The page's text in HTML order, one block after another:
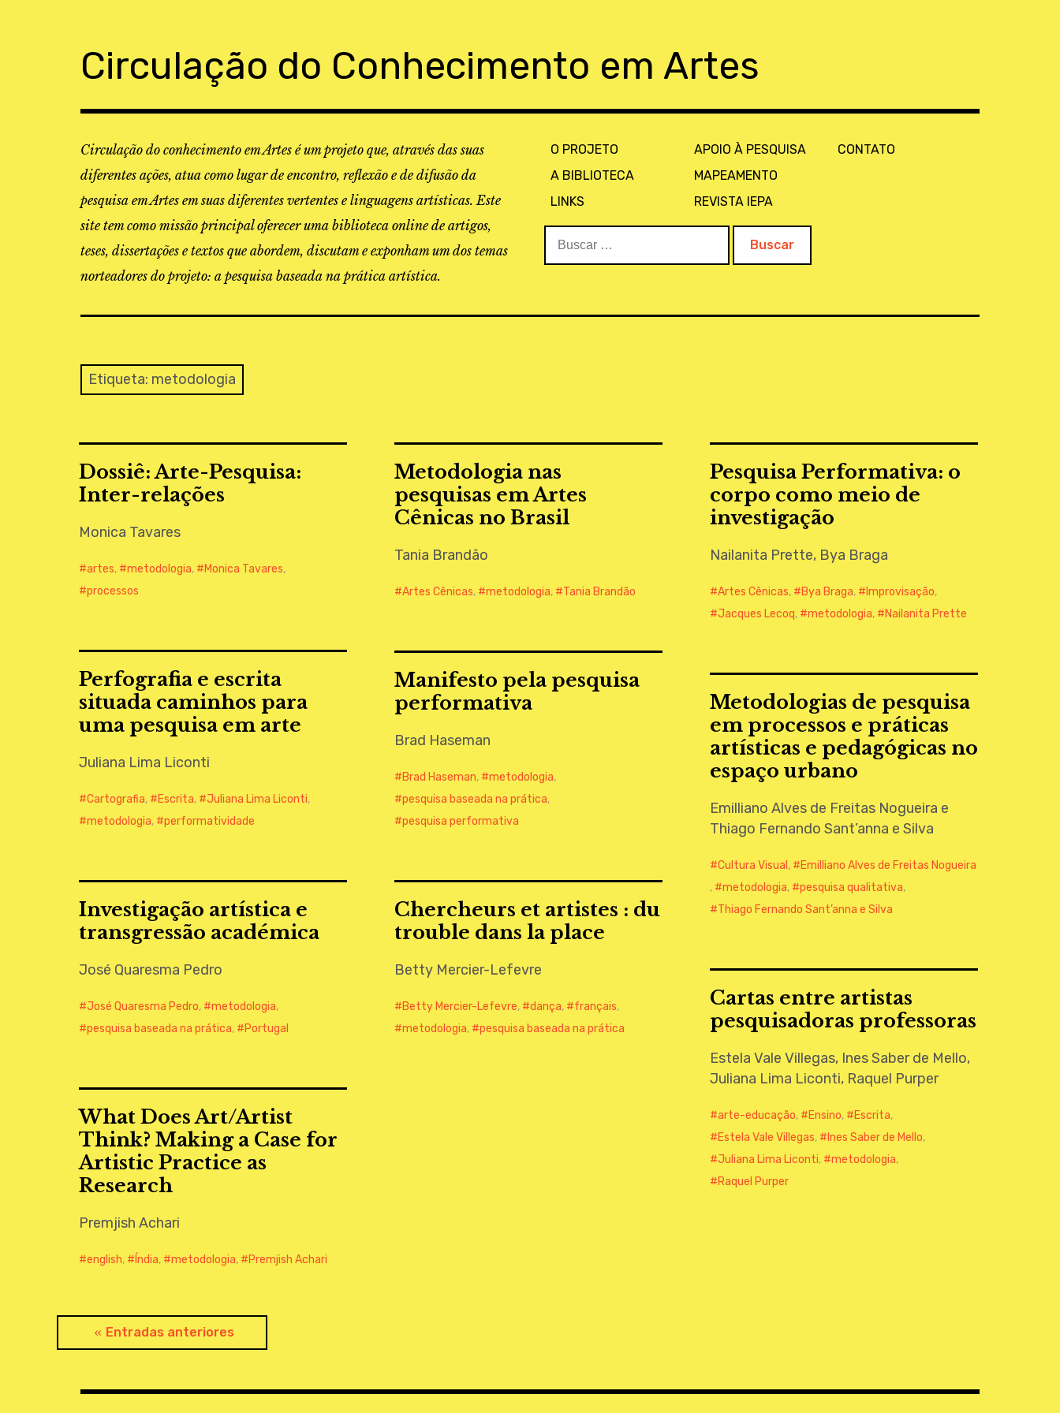
Circulação do Conhecimento em Artes
Circulação do conhecimento em Artes é um projeto que, através das suas
diferentes ações, atua como lugar de encontro, reflexão e de difusão da
pesquisa em Artes em suas diferentes vertentes e linguagens artísticas. Este
site tem como missão principal oferecer uma biblioteca online de artigos,
teses, dissertações e textos que abordem, discutam e exponham um dos temas
norteadores do projeto: a pesquisa baseada na prática artística.
O PROJETO
A BIBLIOTECA
LINKS
APOIO À PESQUISA
MAPEAMENTO
REVISTA IEPA
CONTATO
Etiqueta: metodologia
Dossiê: Arte-Pesquisa:
Inter-relações
Monica Tavares
artes, metodologia, Monica Tavares,
processos
Metodologia nas
pesquisas em Artes
Cênicas no Brasil
Tania Brandão
Artes Cênicas, metodologia, Tania Brandão
Pesquisa Performativa: o
corpo como meio de
investigação
Nailanita Prette, Bya Braga
Artes Cênicas, Bya Braga, Improvisação,
Jacques Lecoq, metodologia, Nailanita Prette
Perfografia e escrita
situada caminhos para
uma pesquisa em arte
Juliana Lima Liconti
Cartografia, Escrita, Juliana Lima Liconti,
metodologia, performatividade
Manifesto pela pesquisa
performativa
Brad Haseman
Brad Haseman, metodologia,
pesquisa baseada na prática,
pesquisa performativa
Metodologias de pesquisa
em processos e práticas
artísticas e pedagógicas no
espaço urbano
Emilliano Alves de Freitas Nogueira e
Thiago Fernando Sant’anna e Silva
Cultura Visual ,
Emilliano Alves de Freitas Nogueira
,
metodologia, pesquisa qualitativa,
Thiago Fernando Sant’anna e Silva
Investigação artística e
transgressão académica
José Quaresma Pedro
José Quaresma Pedro, metodologia,
pesquisa baseada na prática, Portugal
Chercheurs et artistes : du
trouble dans la place
Betty Mercier-Lefevre
Betty Mercier-Lefevre, dança, français,
metodologia, pesquisa baseada na prática
Cartas entre artistas
pesquisadoras professoras
Estela Vale Villegas, Ines Saber de Mello,
Juliana Lima Liconti, Raquel Purper
arte-educação, Ensino, Escrita,
Estela Vale Villegas, Ines Saber de Mello,
Juliana Lima Liconti, metodologia,
Raquel Purper
What Does Art/Artist
Think? Making a Case for
Artistic Practice as
Research
Premjish Achari
english, Índia, metodologia, Premjish Achari
Navegación
entradas
Entradas anteriores